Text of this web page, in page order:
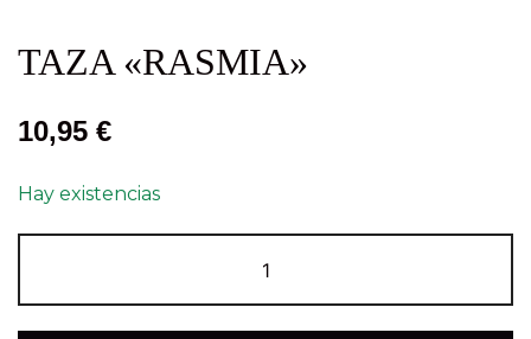
TAZA «RASMIA»
10,95 €
Hay existencias